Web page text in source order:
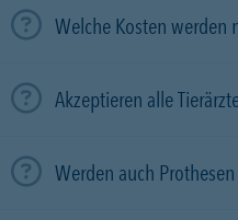
Welche Kosten werden
Akzeptieren alle
Werden auch